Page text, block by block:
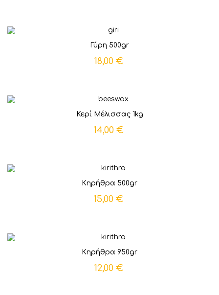
Γύρη 500gr
18,00 €
Κερί Μέλισσας 1kg
14,00 €
Κηρήθρα 500gr
15,00 €
Κηρήθρα 950gr
12,00 €